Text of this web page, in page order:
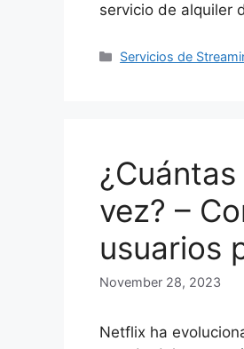
servicio de alquiler
Categories
Servicios de
vez? –
usuarios
November 28, 2023
Netflix ha